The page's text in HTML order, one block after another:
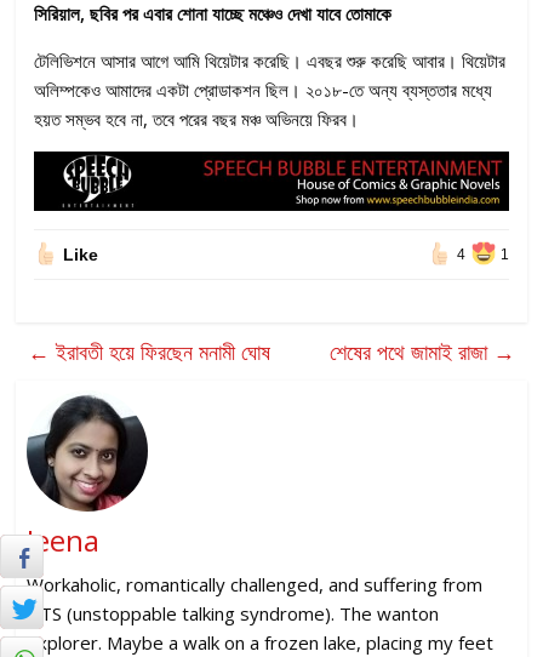
সিরিয়াল, ছবির পর এবার শোনা যাচ্ছে মঞ্চেও দেখা যাবে তোমাকে
টেলিভিশনে আসার আগে আমি থিয়েটার করেছি। এবছর শুরু করেছি আবার। থিয়েটার
অলিম্পকেও আমাদের একটা প্রোডাকশন ছিল। ২০১৮-তে অন্য ব্যস্ততার মধ্যে
হয়ত সম্ভব হবে না, তবে পরের বছর মঞ্চ অভিনয়ে ফিরব।
Like 4 1
← ইরাবতী হয়ে ফিরছেন মনামী ঘোষ শেষের পথে জামাই রাজা →
Jeena
Workaholic, romantically challenged, and suffering from
UTS (unstoppable talking syndrome). The wanton
explorer. Maybe a walk on a frozen lake, placing my feet